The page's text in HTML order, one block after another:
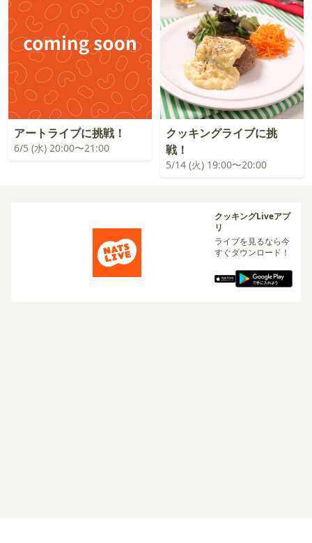
アートライブに挑戦！
6/5 (水) 20:00〜21:00
クッキングライブに挑
戦！
5/14 (火) 19:00〜20:00
クッキングLiveアプ
リ
ライブを見るなら今
すぐダウンロード！